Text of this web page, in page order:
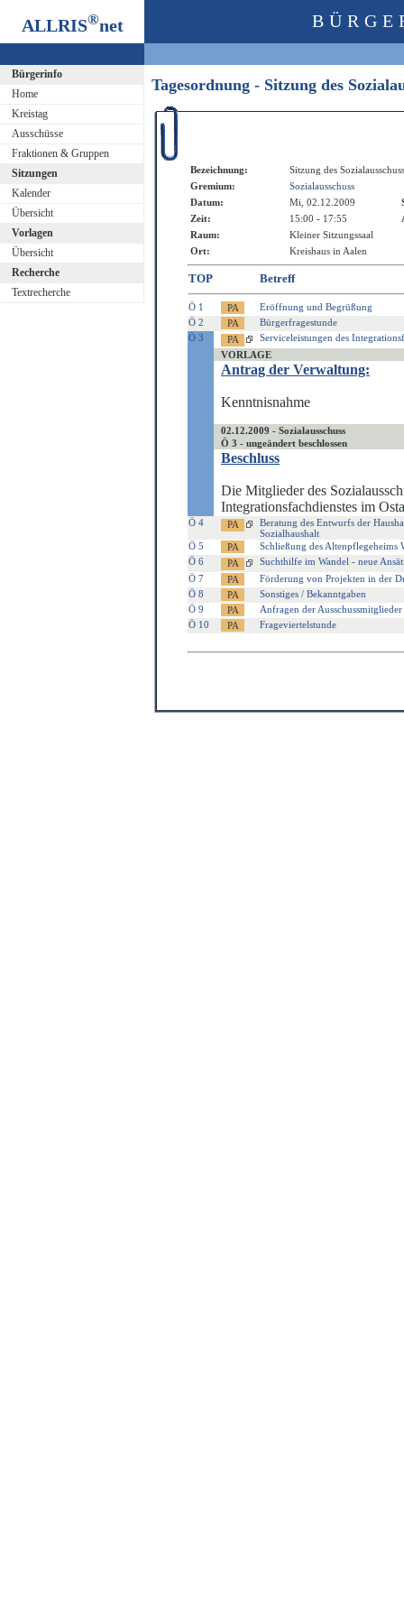
ALLRIS®net
Bürgerinfo
Home
Kreistag
Ausschüsse
Fraktionen & Gruppen
Sitzungen
Kalender
Übersicht
Vorlagen
Übersicht
Recherche
Textrecherche
Tagesordnung - Sitzung des
Bezeichnung:
Sitzung des
Gremium:
Sozialausschuss
Datum:
Mi, 02.12.2009
Zeit:
15:00 - 17:55
Raum:
Kleiner Sitzungssaal
Ort:
Kreishaus in Aalen
TOP Betreff
Ö 1
Eröffnung und Begrüßung
Ö 2
Bürgerfragestunde
Ö 3
Serviceleistungen des
VORLAGE
Antrag der Verwaltung:
Kenntnisnahme
02.12.2009 - Sozialausschuss
Ö 3 - ungeändert beschlossen
Beschluss
Die Mitglieder des
Integrationsfachdienstes im
Ö 4
Beratung des Entwurfs der
Sozialhaushalt
Ö 5
Schließung des Altenpflegeheims
Ö 6
Suchthilfe im Wandel - neue
Ö 7
Förderung von Projekten in der
Ö 8
Sonstiges / Bekanntgaben
Ö 9
Anfragen der Ausschussmitglieder
Ö 10
Frageviertelstunde